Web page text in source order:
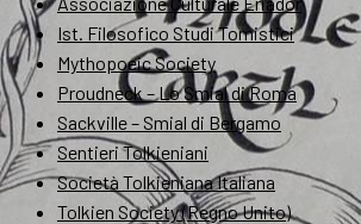
Ist. Filosofico Studi Tomistici
Mythopoeic Society
Proudneck – Lo Smial di Roma
Sackville – Smial di Bergamo
Sentieri Tolkieniani
Società Tolkieniana Italiana
Tolkien Society (Regno Unito)